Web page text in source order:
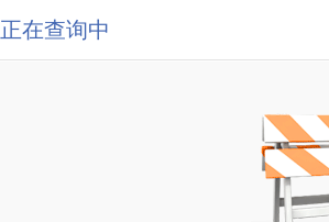
正在查询中